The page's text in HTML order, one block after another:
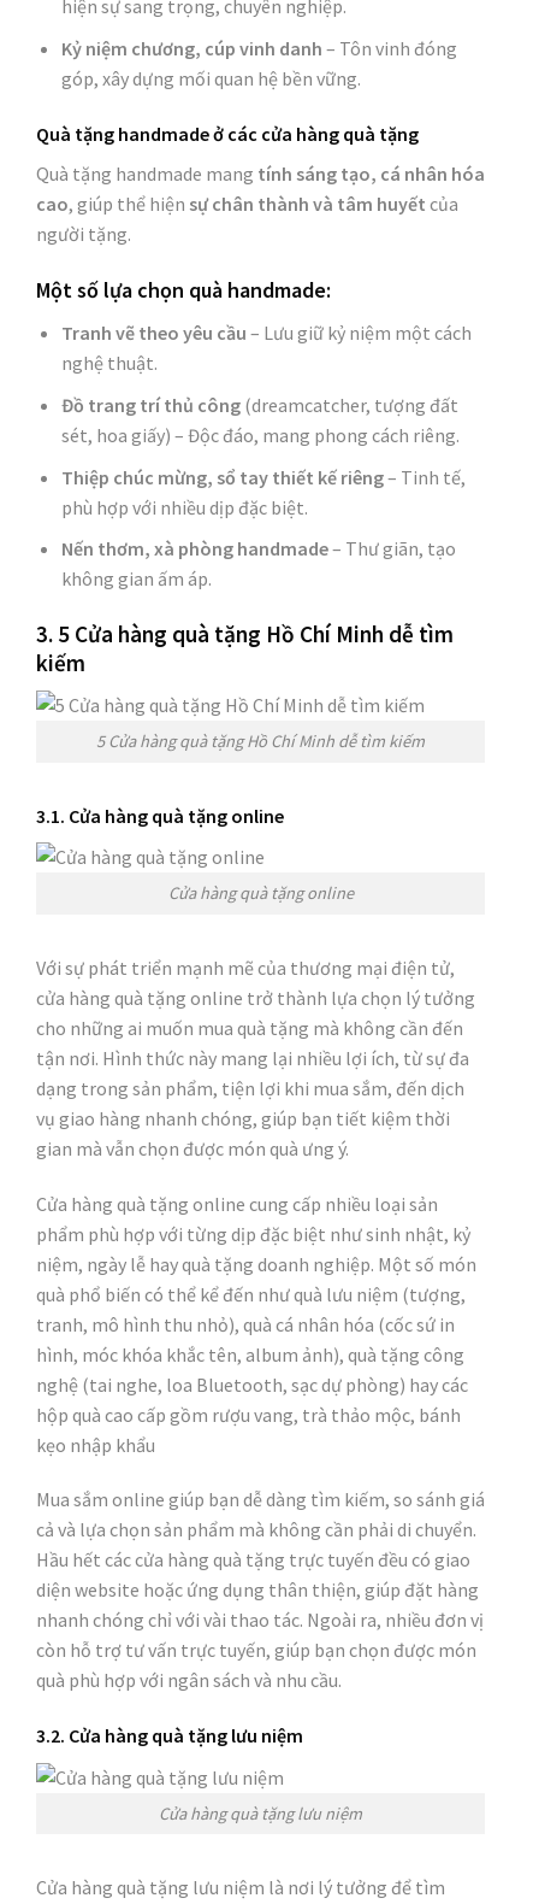
hiện sự sang trọng, chuyên nghiệp.
Kỷ niệm chương, cúp vinh danh – Tôn vinh đóng
góp, xây dựng mối quan hệ bền vững.
Quà tặng handmade ở các cửa hàng quà tặng
Quà tặng handmade mang tính sáng tạo, cá nhân hóa
cao, giúp thể hiện sự chân thành và tâm huyết của
người tặng.
Một số lựa chọn quà handmade:
Tranh vẽ theo yêu cầu – Lưu giữ kỷ niệm một cách
nghệ thuật.
Đồ trang trí thủ công(dreamcatcher, tượng đất
sét, hoa giấy) – Độc đáo, mang phong cách riêng.
Thiệp chúc mừng, sổ tay thiết kế riêng– Tinh tế,
phù hợp với nhiều dịp đặc biệt.
Nến thơm, xà phòng handmade– Thư giãn, tạo
không gian ấm áp.
3. 5 Cửa hàng quà tặng Hồ Chí Minh dễ tìm
kiếm
5 Cửa hàng quà tặng Hồ Chí Minh dễ tìm kiếm
3.1. Cửa hàng quà tặng online
Cửa hàng quà tặng online
Với sự phát triển mạnh mẽ của thương mại điện tử,
cửa hàng quà tặng online trở thành lựa chọn lý tưởng
cho những ai muốn mua quà tặng mà không cần đến
tận nơi. Hình thức này mang lại nhiều lợi ích, từ sự đa
dạng trong sản phẩm, tiện lợi khi mua sắm, đến dịch
vụ giao hàng nhanh chóng, giúp bạn tiết kiệm thời
gian mà vẫn chọn được món quà ưng ý.
Cửa hàng quà tặng online cung cấp nhiều loại sản
phẩm phù hợp với từng dịp đặc biệt như sinh nhật, kỷ
niệm, ngày lễ hay quà tặng doanh nghiệp. Một số món
quà phổ biến có thể kể đến như quà lưu niệm (tượng,
tranh, mô hình thu nhỏ), quà cá nhân hóa (cốc sứ in
hình, móc khóa khắc tên, album ảnh), quà tặng công
nghệ (tai nghe, loa Bluetooth, sạc dự phòng) hay các
hộp quà cao cấp gồm rượu vang, trà thảo mộc, bánh
kẹo nhập khẩu
Mua sắm online giúp bạn dễ dàng tìm kiếm, so sánh giá
cả và lựa chọn sản phẩm mà không cần phải di chuyển.
Hầu hết các cửa hàng quà tặng trực tuyến đều có giao
diện website hoặc ứng dụng thân thiện, giúp đặt hàng
nhanh chóng chỉ với vài thao tác. Ngoài ra, nhiều đơn vị
còn hỗ trợ tư vấn trực tuyến, giúp bạn chọn được món
quà phù hợp với ngân sách và nhu cầu.
3.2. Cửa hàng quà tặng lưu niệm
Cửa hàng quà tặng lưu niệm
Cửa hàng quà tặng lưu niệm là nơi lý tưởng để tìm